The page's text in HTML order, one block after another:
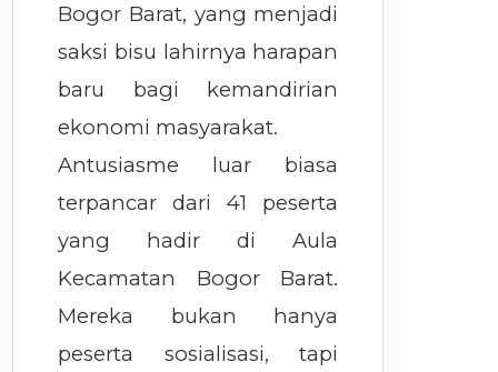
Bogor Barat, yang menjadi
saksi bisu lahirnya harapan
baru bagi kemandirian
ekonomi masyarakat.
Antusiasme luar biasa
terpancar dari 41 peserta
yang hadir di Aula
Kecamatan Bogor Barat.
Mereka bukan hanya
peserta sosialisasi, tapi